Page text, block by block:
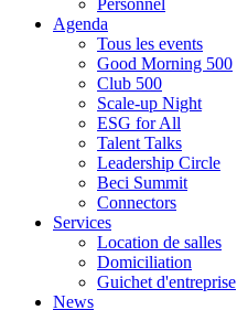
Agenda
Tous les events
Good Morning 500
Club 500
Scale-up Night
ESG for All
Talent Talks
Leadership Circle
Beci Summit
Connectors
Services
Location de salles
Domiciliation
Guichet d'entreprise
News